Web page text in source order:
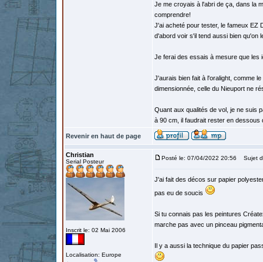
Je me croyais à l'abri de ça, dans la
comprendre!
J'ai acheté pour tester, le fameux EZ
d'abord voir s'il tend aussi bien qu'on
Je ferai des essais à mesure que les
J'aurais bien fait à l'oralight, comme
dimensionnée, celle du Nieuport ne
Quant aux qualités de vol, je ne suis
à 90 cm, il faudrait rester en dessous
Revenir en haut de page
Christian
Serial Posteur
Inscrit le: 02 Mai 2006
Localisation: Europe
Posté le: 07/04/2022 20:56 Sujet
J'ai fait des décos sur papier
pas eu de soucis
Si tu connais pas les peintures
marche pas avec un pinceau
Il y a aussi la technique du papier